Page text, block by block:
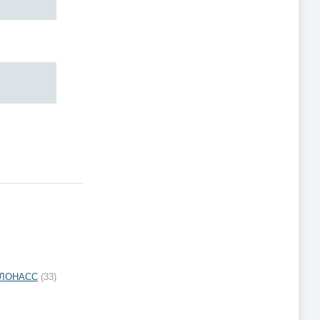
(33)